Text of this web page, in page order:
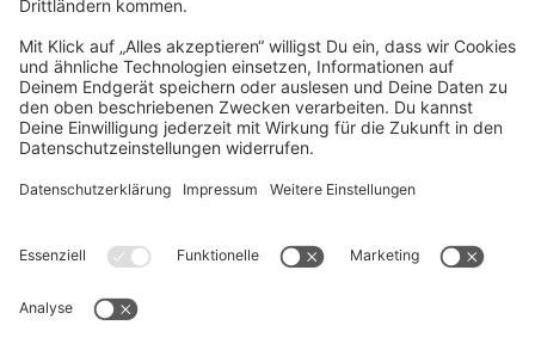
Press
Jobs
Store
Shopware 6 Handbook by
Splendid (German)
Shopware 6 - Product Feedback &